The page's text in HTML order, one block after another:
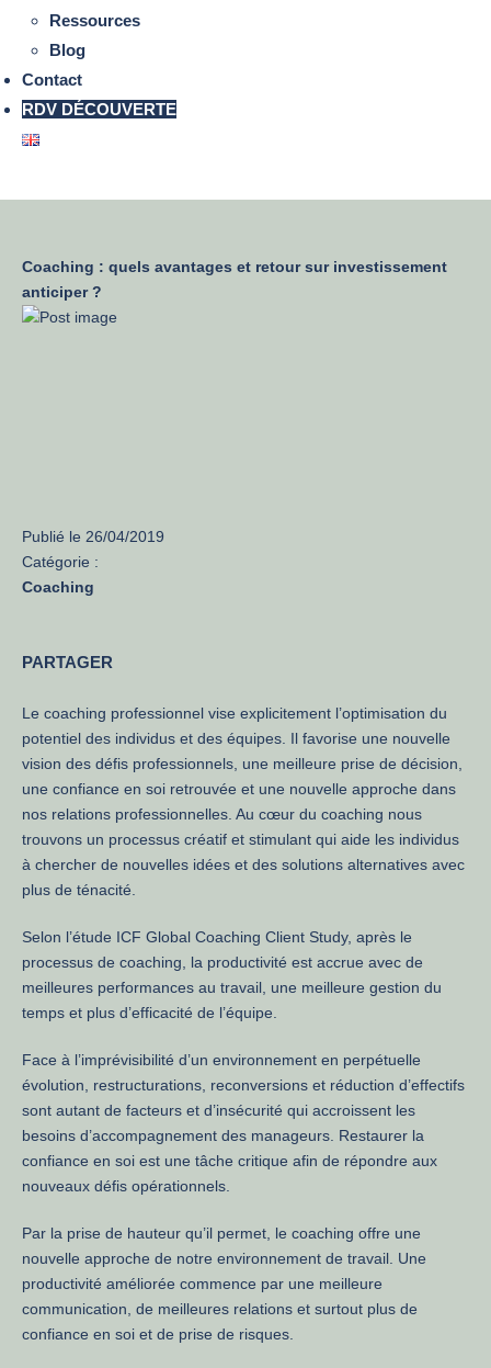
Ressources
Blog
Contact
RDV DÉCOUVERTE
Coaching : quels avantages et retour sur investissement
anticiper ?
Publié le 26/04/2019
Catégorie :
Coaching
PARTAGER
Le coaching professionnel vise explicitement l’optimisation du
potentiel des individus et des équipes. Il favorise une nouvelle
vision des défis professionnels, une meilleure prise de décision,
une confiance en soi retrouvée et une nouvelle approche dans
nos relations professionnelles. Au cœur du coaching nous
trouvons un processus créatif et stimulant qui aide les individus
à chercher de nouvelles idées et des solutions alternatives avec
plus de ténacité.
Selon l’étude ICF Global Coaching Client Study, après le
processus de coaching, la productivité est accrue avec de
meilleures performances au travail, une meilleure gestion du
temps et plus d’efficacité de l’équipe.
Face à l’imprévisibilité d’un environnement en perpétuelle
évolution, restructurations, reconversions et réduction d’effectifs
sont autant de facteurs et d’insécurité qui accroissent les
besoins d’accompagnement des manageurs. Restaurer la
confiance en soi est une tâche critique afin de répondre aux
nouveaux défis opérationnels.
Par la prise de hauteur qu’il permet, le coaching offre une
nouvelle approche de notre environnement de travail. Une
productivité améliorée commence par une meilleure
communication, de meilleures relations et surtout plus de
confiance en soi et de prise de risques.